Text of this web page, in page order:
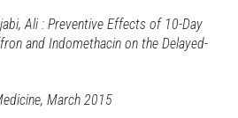
Ali : Preventive Effects of 10-Day
and Indomethacin on the Delayed-
March 2015